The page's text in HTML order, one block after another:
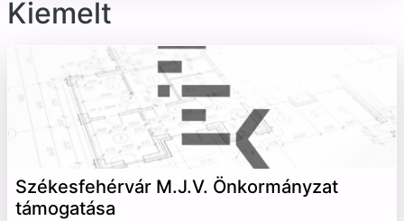
Kiemelt
Székesfehérvár M.J.V. Önkormányzat
támogatása